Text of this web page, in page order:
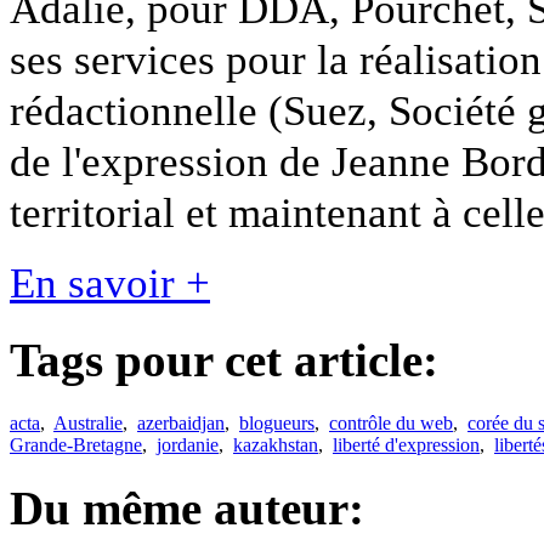
ses services pour la
rédactionnelle (Suez,
de l'expression de Jeanne
territorial et maintenant à
En savoir +
Tags pour cet article:
acta, Australie, azerbaidjan, blogueurs, contrôle du web, corée du
Grande-Bretagne, jordanie, kazakhstan, liberté d'expression,
Du même auteur: